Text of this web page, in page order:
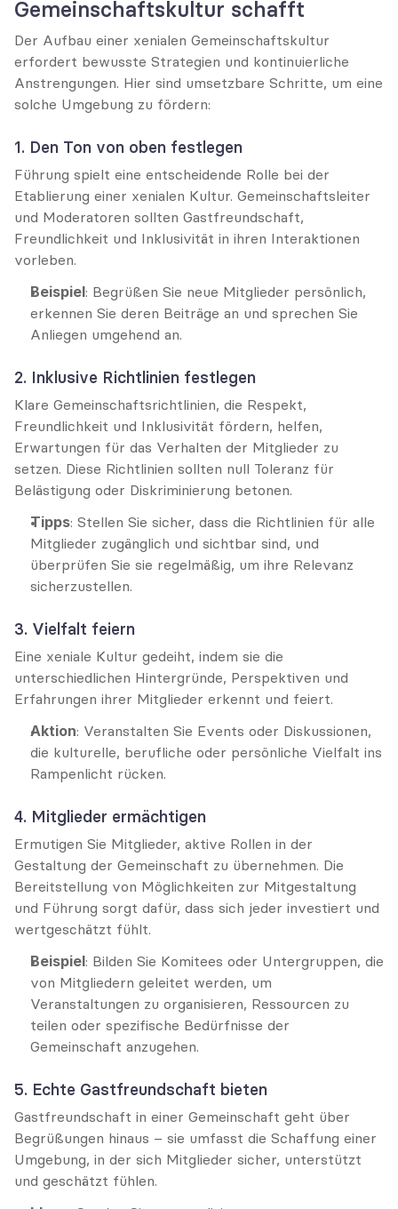
Gemeinschaftskultur schafft
Der Aufbau einer xenialen Gemeinschaftskultur
erfordert bewusste Strategien und kontinuierliche
Anstrengungen. Hier sind umsetzbare Schritte, um eine
solche Umgebung zu fördern:
1. Den Ton von oben festlegen
Führung spielt eine entscheidende Rolle bei der
Etablierung einer xenialen Kultur. Gemeinschaftsleiter
und Moderatoren sollten Gastfreundschaft,
Freundlichkeit und Inklusivität in ihren Interaktionen
vorleben.
Beispiel: Begrüßen Sie neue Mitglieder persönlich,
erkennen Sie deren Beiträge an und sprechen Sie
Anliegen umgehend an.
2. Inklusive Richtlinien festlegen
Klare Gemeinschaftsrichtlinien, die Respekt,
Freundlichkeit und Inklusivität fördern, helfen,
Erwartungen für das Verhalten der Mitglieder zu
setzen. Diese Richtlinien sollten null Toleranz für
Belästigung oder Diskriminierung betonen.
Tipps: Stellen Sie sicher, dass die Richtlinien für alle
Mitglieder zugänglich und sichtbar sind, und
überprüfen Sie sie regelmäßig, um ihre Relevanz
sicherzustellen.
3. Vielfalt feiern
Eine xeniale Kultur gedeiht, indem sie die
unterschiedlichen Hintergründe, Perspektiven und
Erfahrungen ihrer Mitglieder erkennt und feiert.
Aktion: Veranstalten Sie Events oder Diskussionen,
die kulturelle, berufliche oder persönliche Vielfalt ins
Rampenlicht rücken.
4. Mitglieder ermächtigen
Ermutigen Sie Mitglieder, aktive Rollen in der
Gestaltung der Gemeinschaft zu übernehmen. Die
Bereitstellung von Möglichkeiten zur Mitgestaltung
und Führung sorgt dafür, dass sich jeder investiert und
wertgeschätzt fühlt.
Beispiel: Bilden Sie Komitees oder Untergruppen, die
von Mitgliedern geleitet werden, um
Veranstaltungen zu organisieren, Ressourcen zu
teilen oder spezifische Bedürfnisse der
Gemeinschaft anzugehen.
5. Echte Gastfreundschaft bieten
Gastfreundschaft in einer Gemeinschaft geht über
Begrüßungen hinaus – sie umfasst die Schaffung einer
Umgebung, in der sich Mitglieder sicher, unterstützt
und geschätzt fühlen.